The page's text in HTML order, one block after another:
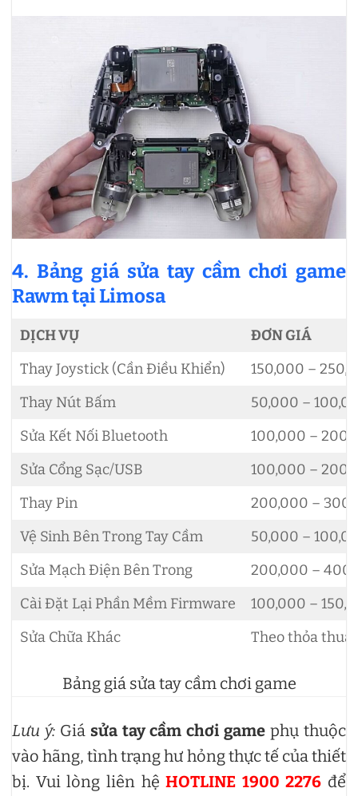
4. Bảng giá sửa tay cầm chơi game
Rawm tại Limosa
DỊCH VỤ
ĐƠN GIÁ
Thay Joystick (Cần Điều Khiển)
150,000 –
Thay Nút Bấm
50,000 –
Sửa Kết Nối Bluetooth
100,000 –
Sửa Cổng Sạc/USB
100,000 –
Thay Pin
200,000 –
Vệ Sinh Bên Trong Tay Cầm
50,000 –
Sửa Mạch Điện Bên Trong
200,000 –
Cài Đặt Lại Phần Mềm Firmware
100,000 –
Sửa Chữa Khác
Theo thỏa
Bảng giá sửa tay cầm chơi game
Lưu ý:Giá sửa tay cầm chơi game phụ thuộc
vào hãng, tình trạng hư hỏng thực tế của thiết
bị. Vui lòng liên hệHOTLINE 1900 2276 để